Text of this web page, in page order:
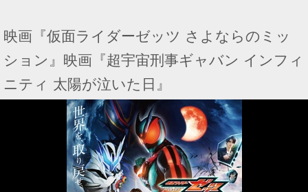
映画『仮面ライダーゼッツ さよならのミッ
ション』映画『超宇宙刑事ギャバン インフィ
ニティ 太陽が泣いた日』